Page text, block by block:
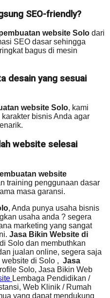
SEO-friendly?
website Solo dari
SEO dasar sehingga
bagus di mesin
desain yang sesuai
website Solo, kami
bisnis Anda agar
website selesai
website
training penggunaan dasar
masa garansi.
, Anda punya usaha bisnis
usaha anda ? segera
marketing yang sangat
Jasa Bikin Website di
Solo dan membuthkan
jualan online, segera saja
di Solo , Jasa
Solo, Jasa Bikin Web
Lembaga Pendidikan /
Web Klinik / Rumah
yang dapat mendukung